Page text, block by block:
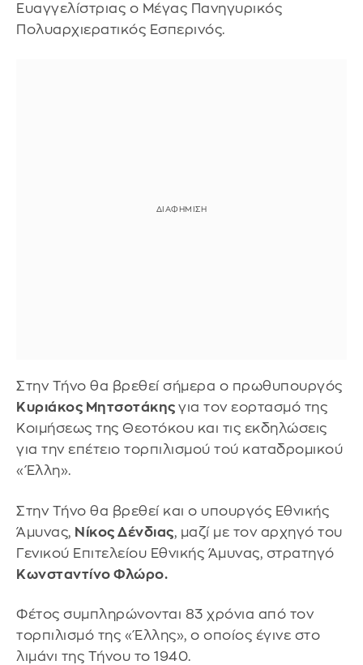
Ευαγγελίστριας ο Μέγας Πανηγυρικός
Πολυαρχιερατικός Εσπερινός.
Στην Τήνο θα βρεθεί σήμερα ο πρωθυπουργός
Κυριάκος Μητσοτάκης για τον εορτασμό της
Κοιμήσεως της Θεοτόκου και τις εκδηλώσεις
για την επέτειο τορπιλισμού τού καταδρομικού
«Έλλη».
Στην Τήνο θα βρεθεί και ο υπουργός Εθνικής
Άμυνας, Νίκος Δένδιας, μαζί με τον αρχηγό του
Γενικού Επιτελείου Εθνικής Άμυνας, στρατηγό
Κωνσταντίνο Φλώρο.
Φέτος συμπληρώνονται 83 χρόνια από τον
τορπιλισμό της «Έλλης», ο οποίος έγινε στο
λιμάνι της Τήνου το 1940.